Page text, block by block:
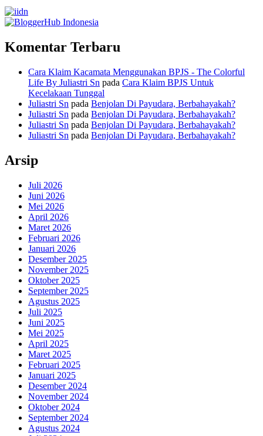
Komentar Terbaru
Cara Klaim Kacamata Menggunakan BPJS - The Colorful
Life By Juliastri Sn pada Cara Klaim BPJS Untuk
Kecelakaan Tunggal
Juliastri Sn pada Benjolan Di Payudara, Berbahayakah?
Juliastri Sn pada Benjolan Di Payudara, Berbahayakah?
Juliastri Sn pada Benjolan Di Payudara, Berbahayakah?
Juliastri Sn pada Benjolan Di Payudara, Berbahayakah?
Arsip
Juli 2026
Juni 2026
Mei 2026
April 2026
Maret 2026
Februari 2026
Januari 2026
Desember 2025
November 2025
Oktober 2025
September 2025
Agustus 2025
Juli 2025
Juni 2025
Mei 2025
April 2025
Maret 2025
Februari 2025
Januari 2025
Desember 2024
November 2024
Oktober 2024
September 2024
Agustus 2024